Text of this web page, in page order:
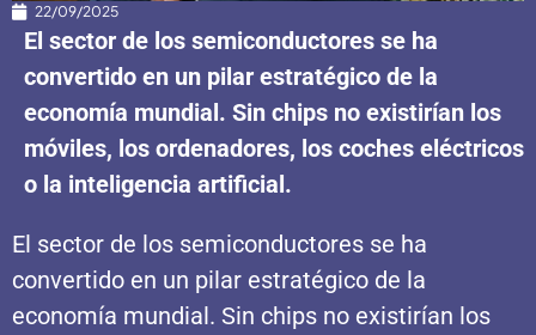
22/09/2025
El sector de los semiconductores se ha
convertido en un pilar estratégico de la
economía mundial. Sin chips no existirían los
móviles, los ordenadores, los coches eléctricos
o la inteligencia artificial.
El sector de los semiconductores se ha
convertido en un pilar estratégico de la
economía mundial. Sin chips no existirían los